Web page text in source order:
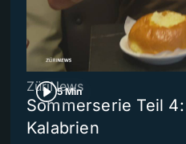
5 Min
ZüriNews
Sommerserie Teil
Kalabrien